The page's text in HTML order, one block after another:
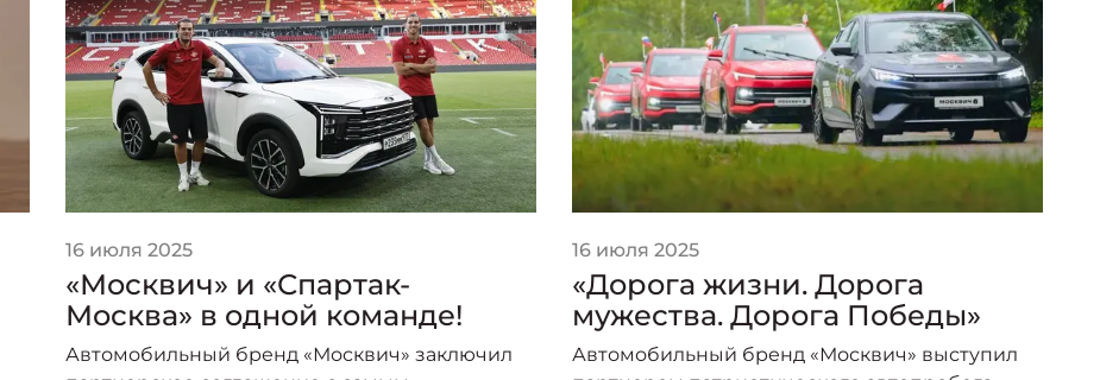
16 июля 2025
«Москвич» и «Спартак-
Москва» в одной команде!
Автомобильный бренд «Москвич» заключил
16 июля 2025
«Дорога жизни. Дорога
мужества. Дорога Победы»
Автомобильный бренд «Москвич» выступил